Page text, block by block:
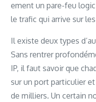
ement un pare-feu
le trafic qui arrive sur
Il existe deux types
Sans rentrer
IP, il faut savoir que
sur un port particulier
de milliers. Un certain